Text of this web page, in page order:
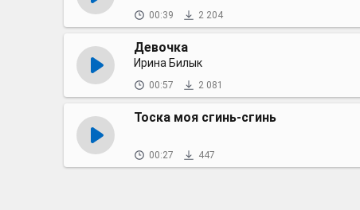
00:39 2 204
Девочка
Ирина Билык
00:57 2 081
Тоска моя сгинь-сгинь
00:27 447